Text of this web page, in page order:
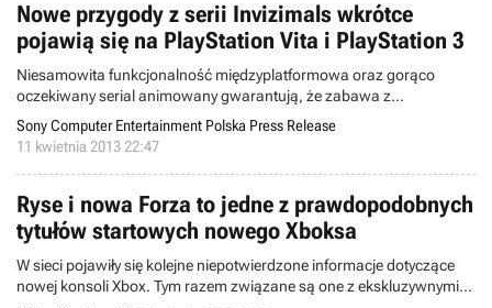
Nowe przygody z serii Invizimals wkrótce
pojawią się na PlayStation Vita i PlayStation 3
Niesamowita funkcjonalność międzyplatformowa oraz gorąco
oczekiwany serial animowany gwarantują, że zabawa z
Invizimalami nigdy się nie kończy!
Sony Computer Entertainment Polska Press Release
11 kwietnia 2013 22:47
Ryse i nowa Forza to jedne z prawdopodobnych
tytułów startowych nowego Xboksa
W sieci pojawiły się kolejne niepotwierdzone informacje dotyczące
nowej konsoli Xbox. Tym razem związane są one z ekskluzywnymi